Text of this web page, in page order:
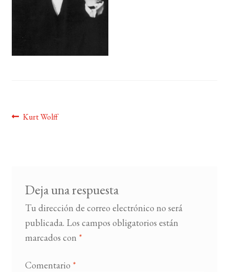
Navegación
Anterior:
Kurt Wolff
Deja una respuesta
Tu dirección de correo electrónico no será
publicada. Los campos obligatorios están
marcados con *
Comentario *